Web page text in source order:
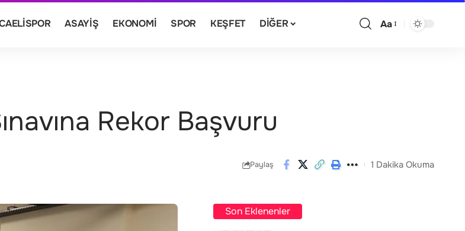
ASAYIŞ EKONOMI SPOR KEŞFET DIĞER Aa
Rekor Başvuru
Paylaş 1 Dakika Okuma
Son Eklenenler